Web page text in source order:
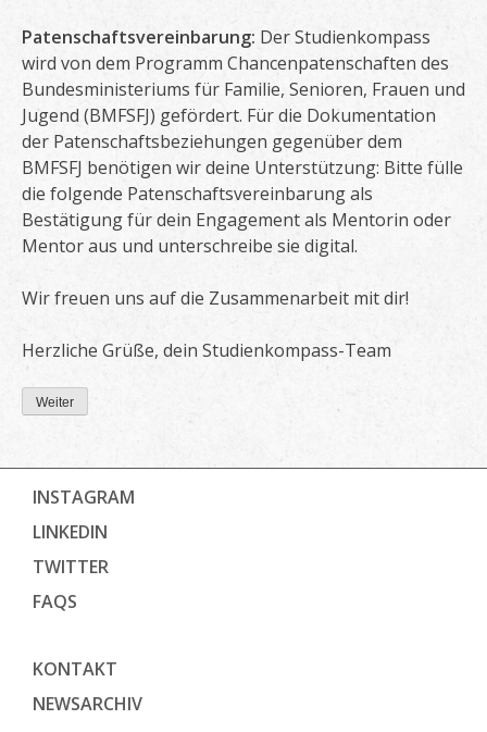
Patenschaftsvereinbarung: Der Studienkompass
wird von dem Programm Chancenpatenschaften des
Bundesministeriums für Familie, Senioren, Frauen und
Jugend (BMFSFJ) gefördert. Für die Dokumentation
der Patenschaftsbeziehungen gegenüber dem
BMFSFJ benötigen wir deine Unterstützung: Bitte fülle
die folgende Patenschaftsvereinbarung als
Bestätigung für dein Engagement als Mentorin oder
Mentor aus und unterschreibe sie digital.
Wir freuen uns auf die Zusammenarbeit mit dir!
Herzliche Grüße, dein Studienkompass-Team
Weiter
INSTAGRAM
LINKEDIN
TWITTER
FAQS
KONTAKT
NEWSARCHIV